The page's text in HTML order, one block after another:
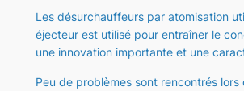
Les désurchauffeurs par atomisation
éjecteur est utilisé pour entraîner le
une innovation importante et une
Peu de problèmes sont rencontrés